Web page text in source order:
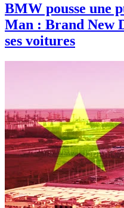
BMW pousse une
Man : Brand New
ses voitures